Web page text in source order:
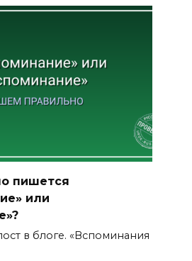
пишется
или
в блоге. «Вспоминания